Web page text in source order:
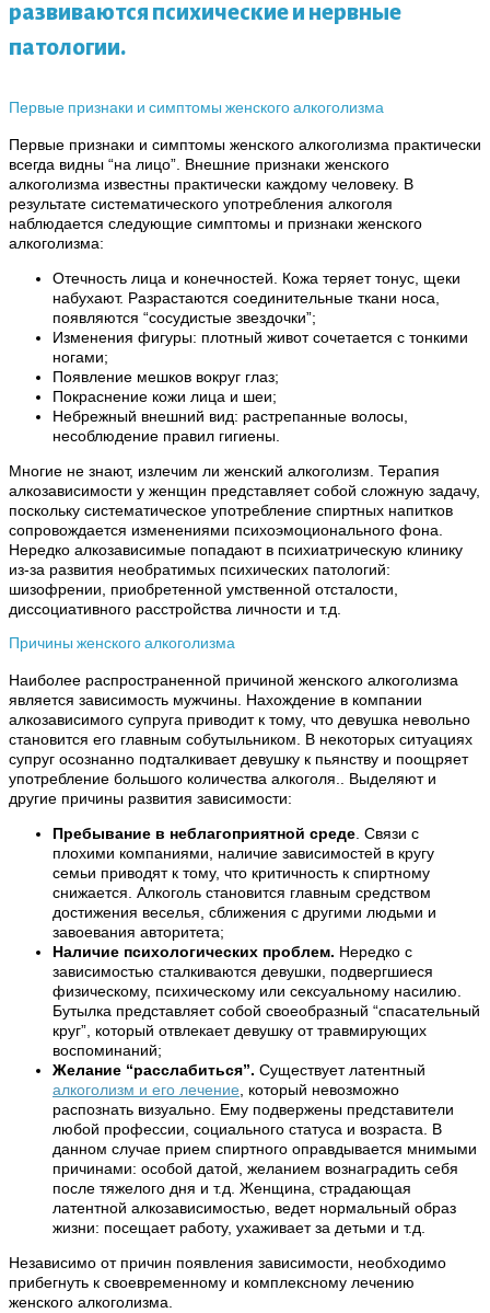
развиваются психические и нервные
патологии.
Первые признаки и симптомы женского алкоголизма
Первые признаки и симптомы женского алкоголизма практически
всегда видны “на лицо”. Внешние признаки женского
алкоголизма известны практически каждому человеку. В
результате систематического употребления алкоголя
наблюдается следующие симптомы и признаки женского
алкоголизма:
Отечность лица и конечностей. Кожа теряет тонус, щеки
набухают. Разрастаются соединительные ткани носа,
появляются “сосудистые звездочки”;
Изменения фигуры: плотный живот сочетается с тонкими
ногами;
Появление мешков вокруг глаз;
Покраснение кожи лица и шеи;
Небрежный внешний вид: растрепанные волосы,
несоблюдение правил гигиены.
Многие не знают, излечим ли женский алкоголизм. Терапия
алкозависимости у женщин представляет собой сложную задачу,
поскольку систематическое употребление спиртных напитков
сопровождается изменениями психоэмоционального фона.
Нередко алкозависимые попадают в психиатрическую клинику
из-за развития необратимых психических патологий:
шизофрении, приобретенной умственной отсталости,
диссоциативного расстройства личности и т.д.
Причины женского алкоголизма
Наиболее распространенной причиной женского алкоголизма
является зависимость мужчины. Нахождение в компании
алкозависимого супруга приводит к тому, что девушка невольно
становится его главным собутыльником. В некоторых ситуациях
супруг осознанно подталкивает девушку к пьянству и поощряет
употребление большого количества алкоголя.. Выделяют и
другие причины развития зависимости:
Пребывание в неблагоприятной среде. Связи с
плохими компаниями, наличие зависимостей в кругу
семьи приводят к тому, что критичность к спиртному
снижается. Алкоголь становится главным средством
достижения веселья, сближения с другими людьми и
завоевания авторитета;
Наличие психологических проблем. Нередко с
зависимостью сталкиваются девушки, подвергшиеся
физическому, психическому или сексуальному насилию.
Бутылка представляет собой своеобразный “спасательный
круг”, который отвлекает девушку от травмирующих
воспоминаний;
Желание “расслабиться”. Существует латентный
алкоголизм и его лечение, который невозможно
распознать визуально. Ему подвержены представители
любой профессии, социального статуса и возраста. В
данном случае прием спиртного оправдывается мнимыми
причинами: особой датой, желанием вознаградить себя
после тяжелого дня и т.д. Женщина, страдающая
латентной алкозависимостью, ведет нормальный образ
жизни: посещает работу, ухаживает за детьми и т.д.
Независимо от причин появления зависимости, необходимо
прибегнуть к своевременному и комплексному лечению
женского алкоголизма.